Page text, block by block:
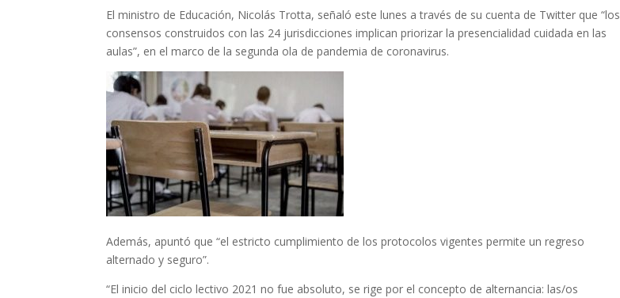
El ministro de Educación, Nicolás Trotta, señaló este lunes a través de su cuenta de Twitter que “los
consensos construidos con las 24 jurisdicciones implican priorizar la presencialidad cuidada en las
aulas”, en el marco de la segunda ola de pandemia de coronavirus.
Además, apuntó que “el estricto cumplimiento de los protocolos vigentes permite un regreso
alternado y seguro”.
“El inicio del ciclo lectivo 2021 no fue absoluto, se rige por el concepto de alternancia: las/os